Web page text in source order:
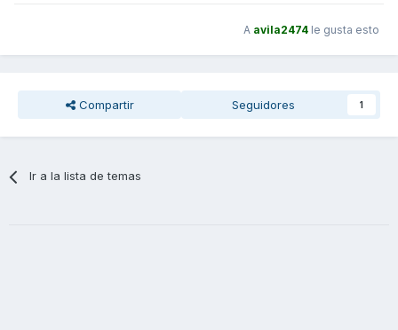
Si algún compañero sabe que cilindros le valen a la e4 para
poder tener el recambio lo antes posible le estaría muy
agradecido si compartiera la información.
A avila2474 le gusta esto
Compartir Seguidores 1
Ir a la lista de temas